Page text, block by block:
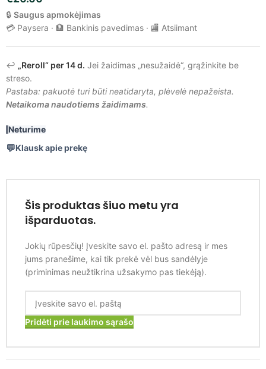
🔒 Saugus apmokėjimas
💳 Paysera · 🏦 Bankinis pavedimas · 🏬 Atsiimant
↩️ „Reroll“ per 14 d. Jei žaidimas „nesužaidė“, grąžinkite be
streso.
Pastaba: pakuotė turi būti neatidaryta, plėvelė nepažeista.
Netaikoma naudotiems žaidimams.
Neturime
Klausk apie prekę
Šis produktas šiuo metu yra
išparduotas.
Jokių rūpesčių! Įveskite savo el. pašto adresą ir mes
jums pranešime, kai tik prekė vėl bus sandėlyje
(priminimas neužtikrina užsakymo pas tiekėją).
Pridėti prie laukimo sąrašo